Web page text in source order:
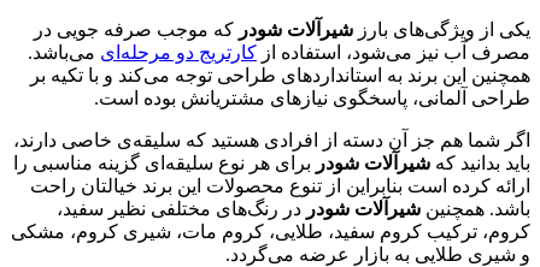
یکی از ویژگی‌های بارز شیرآلات شودر که موجب صرفه جویی در
مصرف آب نیز می‌شود، استفاده از کارتریج دو مرحله‌ای می‌باشد.
همچنین این برند به استانداردهای طراحی توجه می‌کند و با تکیه بر
طراحی آلمانی، پاسخگوی نیاز‌های مشتریانش بوده است.
اگر شما هم جز آن دسته از افرادی هستید که سلیقه‌ی خاصی دارند،
باید بدانید که شیرآلات شودر برای هر نوع سلیقه‌ای گزینه مناسبی را
ارائه کرده است بنابراین از تنوع محصولات این برند خیالتان راحت
باشد. همچنین شیرآلات شودر در رنگ‌های مختلفی نظیر سفید،
کروم، ترکیب کروم سفید، طلایی، کروم مات، شیری کروم، مشکی
و شیری طلایی به بازار عرضه می‌گردد.